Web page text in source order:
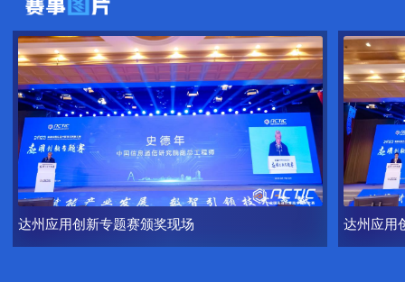
达州应用创新专题赛颁奖现场 达州应用